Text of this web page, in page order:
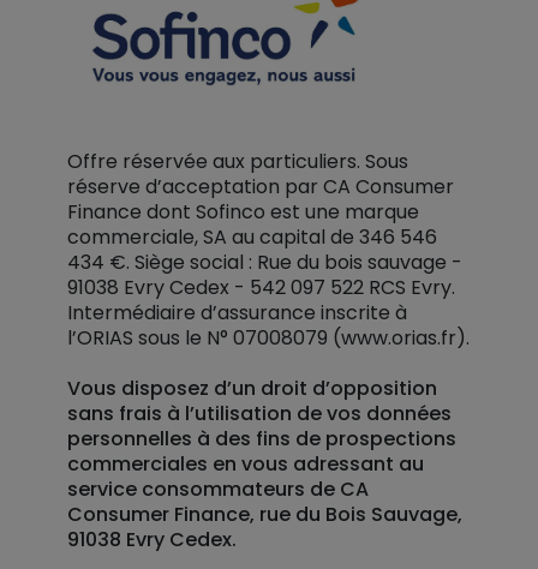
Offre réservée aux particuliers. Sous
réserve d’acceptation par CA Consumer
Finance dont Sofinco est une marque
commerciale, SA au capital de 346 546
434 €. Siège social : Rue du bois sauvage -
91038 Evry Cedex - 542 097 522 RCS Evry.
Intermédiaire d’assurance inscrite à
l’ORIAS sous le N° 07008079 (www.orias.fr).
Vous disposez d’un droit d’opposition
sans frais à l’utilisation de vos données
personnelles à des fins de prospections
commerciales en vous adressant au
service consommateurs de CA
Consumer Finance, rue du Bois Sauvage,
91038 Evry Cedex.